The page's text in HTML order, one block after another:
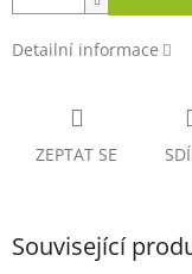
Detailní informace
ZEPTAT SE
Související